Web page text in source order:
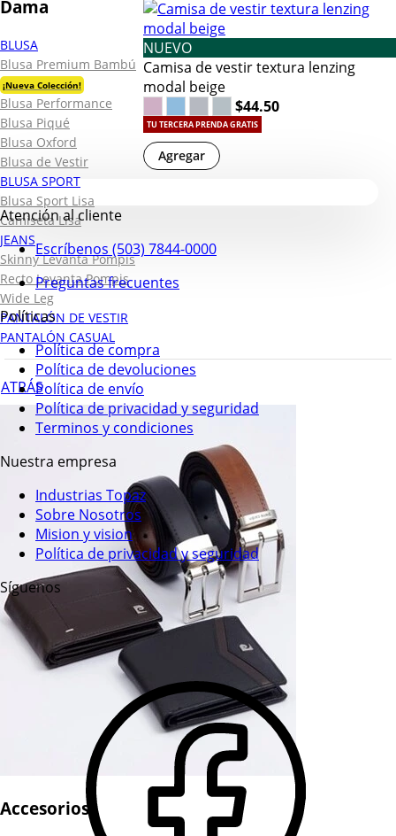
Dama
BLUSA
Blusa Premium Bambú
¡Nueva Colección!
Blusa Performance
Blusa Piqué
Blusa Oxford
Blusa de Vestir
BLUSA SPORT
Blusa Sport Lisa
Camiseta Lisa
JEANS
Skinny Levanta Pompis
Recto Levanta Pompis
Wide Leg
PANTALÓN DE VESTIR
PANTALÓN CASUAL
ATRÁS
Accesorios
NUEVO
Camisa de vestir textura lenzing
modal beige
$44.50
TU TERCERA PRENDA GRATIS
Agregar
Atención al cliente
Escríbenos (503) 7844-0000
Preguntas frecuentes
Políticas
Política de compra
Política de devoluciones
Política de envío
Política de privacidad y seguridad
Terminos y condiciones
Nuestra empresa
Industrias Topaz
Sobre Nosotros
Mision y vision
Política de privacidad y seguridad
Síguenos